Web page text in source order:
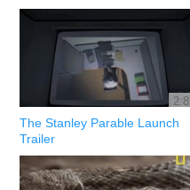
2:8
The Stanley Parable Launch
Trailer